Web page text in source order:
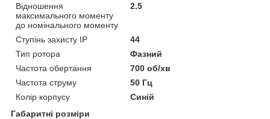
Відношення
максимального моменту
до номінального моменту
2.5
Ступінь захисту IP
44
Тип ротора
Фазний
Частота обертання
700 об/хв
Частота струму
50 Гц
Колір корпусу
Синій
Габаритні розміри